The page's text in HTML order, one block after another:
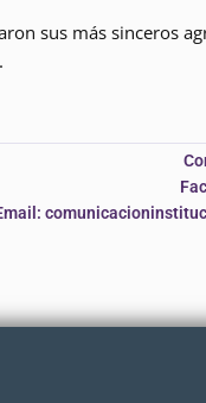
sus más sinceros